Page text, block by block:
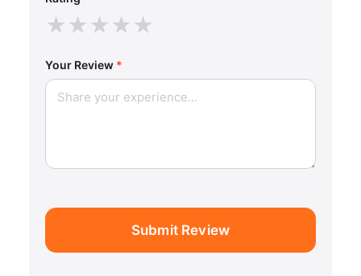
★★★★★
Your Review *
Submit Review